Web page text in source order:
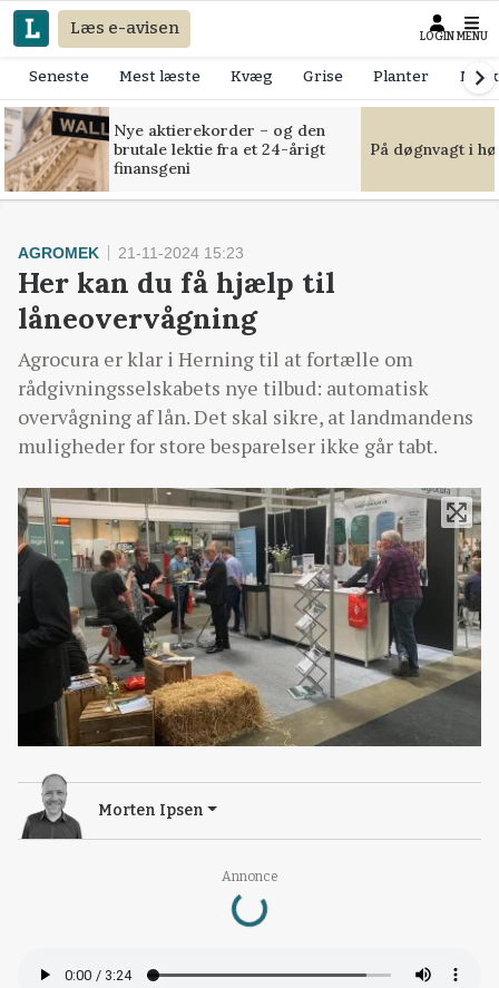
Læs e-avisen LOGIN MENU
Seneste Mest læste Kvæg Grise Planter
Nye aktierekorder – og den
brutale lektie fra et 24-årigt
finansgeni
På døgnvagt i
Annonce
Loading...
AGROMEK 21-11-2024 15:23
Her kan du få hjælp til
låneovervågning
Agrocura er klar i Herning til at fortælle om
rådgivningsselskabets nye tilbud: automatisk
overvågning af lån. Det skal sikre, at landmandens
muligheder for store besparelser ikke går tabt.
Morten Ipsen